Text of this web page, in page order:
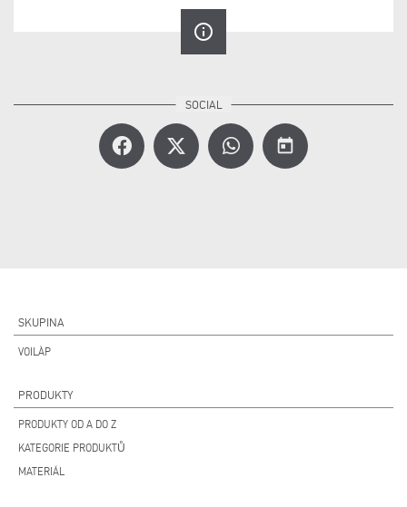
info_outline
today
SKUPINA
VOILÀP
PRODUKTY
PRODUKTY OD A DO Z
KATEGORIE PRODUKTŮ
MATERIÁL